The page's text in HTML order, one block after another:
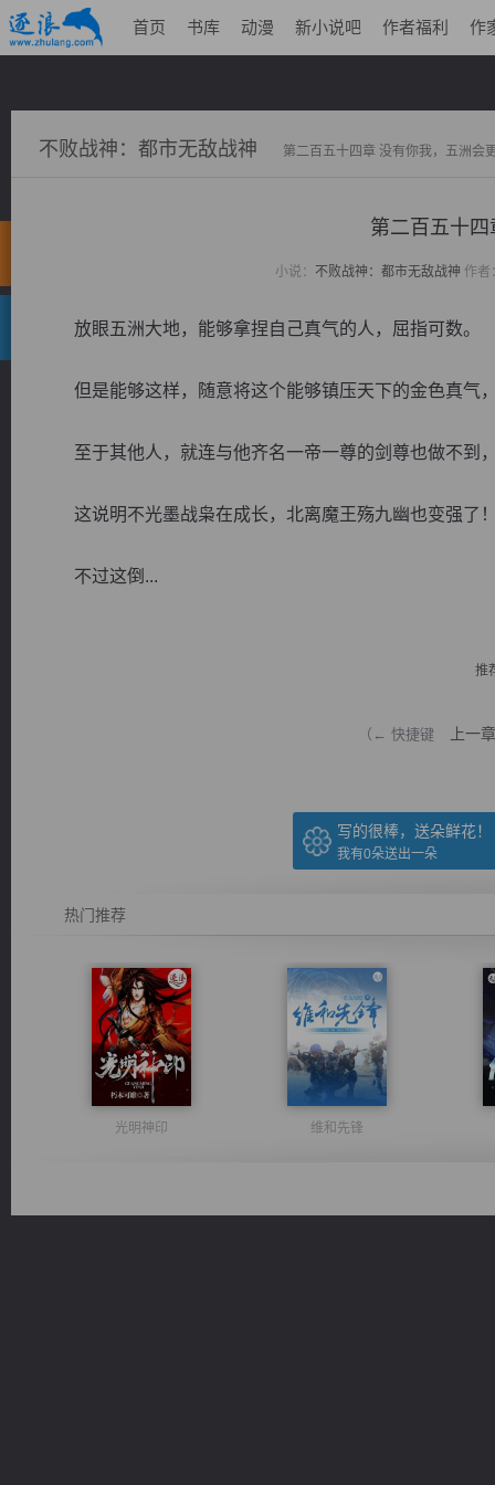
首页 书库 动漫 新小说吧 作者福利 作
不败战神：都市无敌战神 第二百五十四章 没有你我，五洲会
第二百五十
小说： 不败战神：都市无敌战神 作者
放眼五洲大地，能够拿捏自己真气的人，屈指可数。
但是能够这样，随意将这个能够镇压天下的金色真气
至于其他人，就连与他齐名一帝一尊的剑尊也做不到
这说明不光墨战枭在成长，北离魔王殇九幽也变强了
不过这倒...
推
（← 快捷键 上一章
写的很棒，送朵鲜花！
我有0朵送出一朵
热门推荐
光明神印 维和先锋